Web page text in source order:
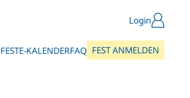
FESTE-KALENDERFAQ
Login
FEST ANMELDEN